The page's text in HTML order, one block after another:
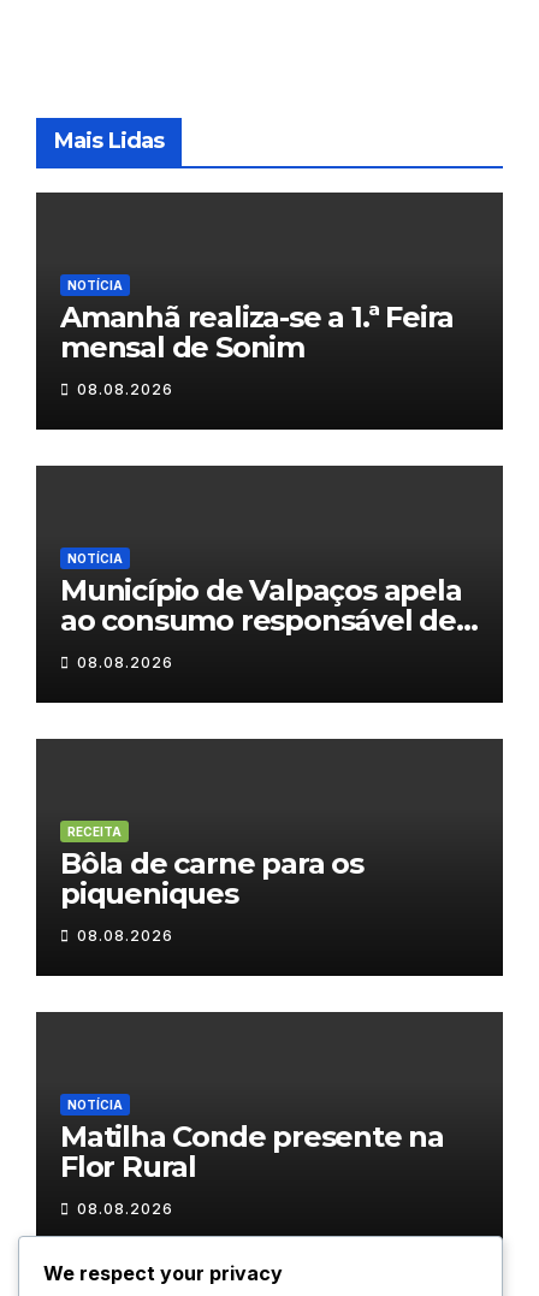
Mais Lidas
NOTÍCIA
Amanhã realiza-se a 1.ª Feira
mensal de Sonim
08.08.2026
NOTÍCIA
Município de Valpaços apela
ao consumo responsável de
água
08.08.2026
RECEITA
Bôla de carne para os
piqueniques
08.08.2026
NOTÍCIA
Matilha Conde presente na
Flor Rural
08.08.2026
We respect your privacy